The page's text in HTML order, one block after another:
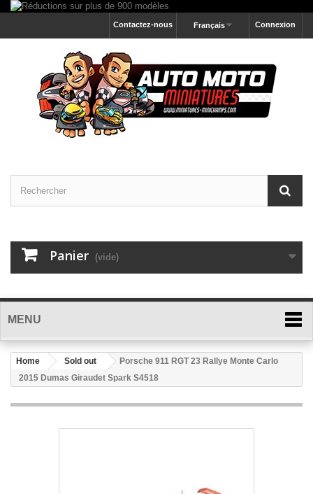
Connexion
Français
Contactez-nous
Panier (vide)
MENU
Home Sold out
Porsche 911 RGT 23 Rallye Monte Carlo
2015 Dumas Giraudet Spark S4518